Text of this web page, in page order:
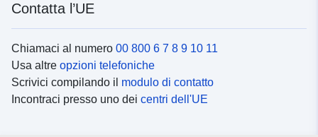
Contatta l’UE
Chiamaci al numero 00 800 6 7 8 9 10 11
Usa altre opzioni telefoniche
Scrivici compilando il modulo di contatto
Incontraci presso uno dei centri dell'UE